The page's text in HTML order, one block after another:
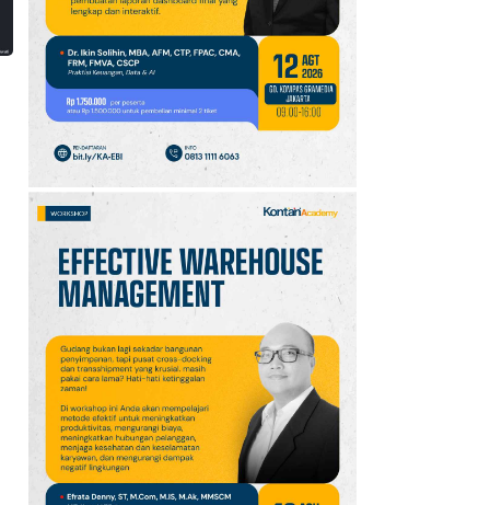
10 Promo Alfamart Murah
Banget 7–13 Agustus
2026, Sunlight hingga
Bebelac Diskon